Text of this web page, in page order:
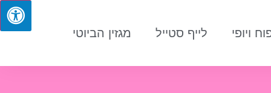
ויופי לייף סטייל מגזין הביוטי